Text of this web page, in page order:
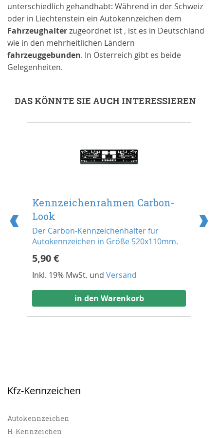
unterschiedlich gehandhabt: Während in der Schweiz
oder in Liechtenstein ein Autokennzeichen dem
Fahrzeughalterzugeordnet ist , ist es in Deutschland
wie in den mehrheitlichen Ländern
fahrzeuggebunden. In Österreich gibt es beide
Gelegenheiten.
DAS KÖNNTE SIE AUCH INTERESSIEREN
Kennzeichenrahmen Carbon-
Look
Der Carbon-Kennzeichenhalter für
Autokennzeichen in Größe 520x110mm.
5,90 €
Inkl. 19% MwSt. und Versand
in den Warenkorb
Kfz-Kennzeichen
Autokennzeichen
H-Kennzeichen